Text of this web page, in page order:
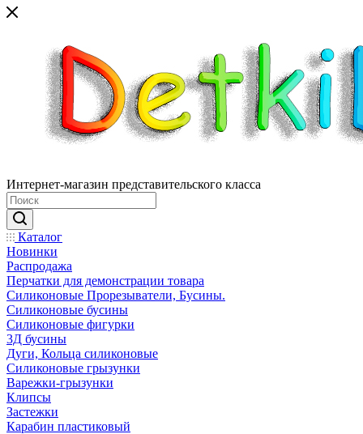
Интернет-магазин представительского класса
Каталог
Новинки
Распродажа
Перчатки для демонстрации товара
Силиконовые Прорезыватели, Бусины.
Силиконовые бусины
Силиконовые фигурки
3Д бусины
Дуги, Кольца силиконовые
Силиконовые грызунки
Варежки-грызунки
Клипсы
Застежки
Карабин пластиковый